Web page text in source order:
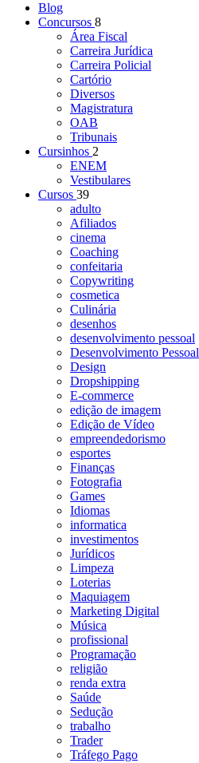
Blog
Concursos 8
Área Fiscal
Carreira Jurídica
Carreira Policial
Cartório
Diversos
Magistratura
OAB
Tribunais
Cursinhos 2
ENEM
Vestibulares
Cursos 39
adulto
Afiliados
cinema
Coaching
confeitaria
Copywriting
cosmetica
Culinária
desenhos
desenvolvimento pessoal
Desenvolvimento Pessoal
Design
Dropshipping
E-commerce
edição de imagem
Edição de Vídeo
empreendedorismo
esportes
Finanças
Fotografia
Games
Idiomas
informatica
investimentos
Jurídicos
Limpeza
Loterias
Maquiagem
Marketing Digital
Música
profissional
Programação
religião
renda extra
Saúde
Sedução
trabalho
Trader
Tráfego Pago